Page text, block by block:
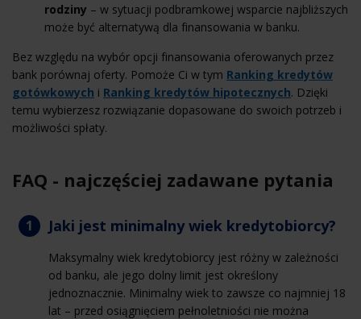
rodziny – w sytuacji podbramkowej wsparcie najbliższych
może być alternatywą dla finansowania w banku.
Bez względu na wybór opcji finansowania oferowanych przez
bank porównaj oferty. Pomoże Ci w tym Ranking kredytów
gotówkowych i Ranking kredytów hipotecznych. Dzięki
temu wybierzesz rozwiązanie dopasowane do swoich potrzeb i
możliwości spłaty.
FAQ - najczęściej zadawane pytania
Jaki jest minimalny wiek kredytobiorcy?
Maksymalny wiek kredytobiorcy jest różny w zależności
od banku, ale jego dolny limit jest określony
jednoznacznie. Minimalny wiek to zawsze co najmniej 18
lat – przed osiągnięciem pełnoletniości nie można